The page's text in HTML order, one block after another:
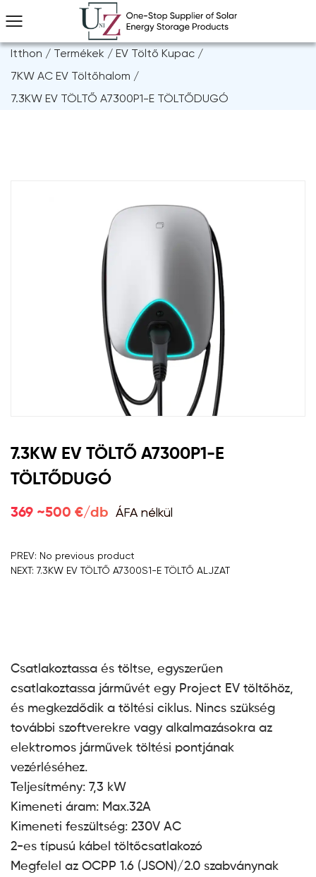
Itthon / Termékek / EV Töltő Kupac /
7KW AC EV Töltőhalom /
7.3KW EV TÖLTŐ A7300P1-E TÖLTŐDUGÓ
7.3KW EV TÖLTŐ A7300P1-E
TÖLTŐDUGÓ
369 ~500 €/db ÁFA nélkül
PREV: No previous product
NEXT: 7.3KW EV TÖLTŐ A7300S1-E TÖLTŐ ALJZAT
Csatlakoztassa és töltse, egyszerűen
csatlakoztassa járművét egy Project EV töltőhöz,
és megkezdődik a töltési ciklus. Nincs szükség
további szoftverekre vagy alkalmazásokra az
elektromos járművek töltési pontjának
vezérléséhez.
Teljesítmény: 7,3 kW
Kimeneti áram: Max.32A
Kimeneti feszültség: 230V AC
2-es típusú kábel töltőcsatlakozó
Megfelel az OCPP 1.6 (JSON)/2.0 szabványnak